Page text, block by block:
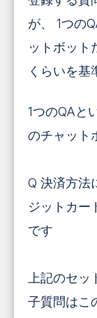
が、 1つの
ットボット
くらいを基
1つのQAと
のチャット
Q 決済方法
ジットカー
です
上記のセッ
子質問はこ